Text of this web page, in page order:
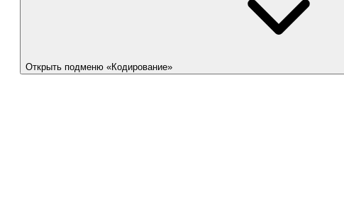
Открыть подменю «Кодирование»